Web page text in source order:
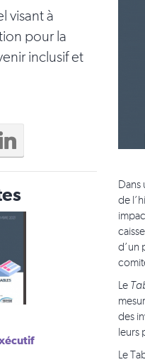
visant à
pour la
inclusif et
Dans
de
d’un
Le
des
leurs
Le